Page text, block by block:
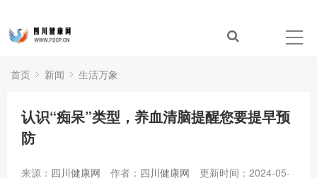
首页 新闻 生活万象
认识“痴呆”类型，养血清脑提醒您要提早预
防
来源： 四川健康网 作者： 四川健康网
更新时间：2024-05-